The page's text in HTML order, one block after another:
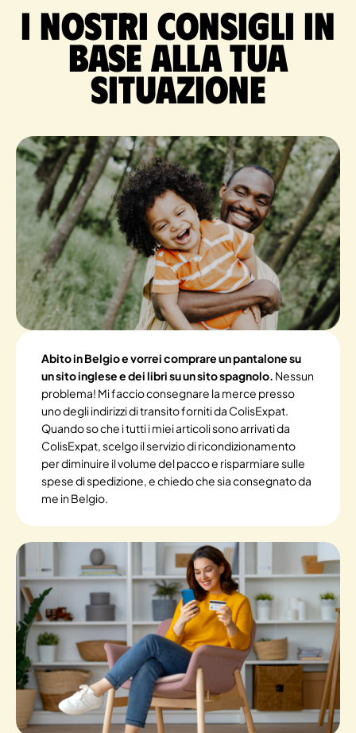
I nostri consigli in
base alla tua
situazione
Abito in Belgio e vorrei comprare un pantalone su
un sito inglese e dei libri su un sito spagnolo. Nessun
problema! Mi faccio consegnare la merce presso
uno degli indirizzi di transito forniti da ColisExpat.
Quando so che i tutti i miei articoli sono arrivati da
ColisExpat, scelgo il servizio di ricondizionamento
per diminuire il volume del pacco e risparmiare sulle
spese di spedizione, e chiedo che sia consegnato da
me in Belgio.